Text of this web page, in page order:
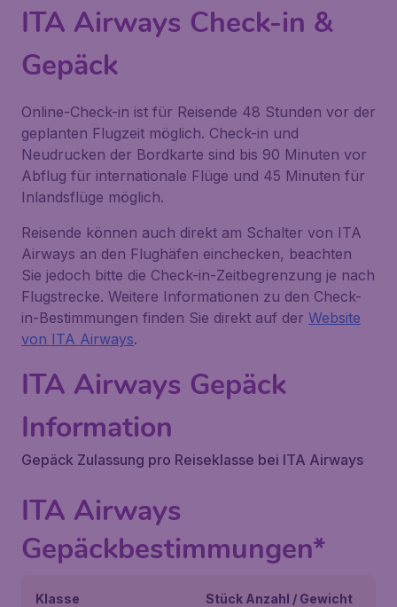
ITA Airways Check-in &
Gepäck
Online-Check-in ist für Reisende 48 Stunden vor der
geplanten Flugzeit möglich. Check-in und
Neudrucken der Bordkarte sind bis 90 Minuten vor
Abflug für internationale Flüge und 45 Minuten für
Inlandsflüge möglich.
Reisende können auch direkt am Schalter von ITA
Airways an den Flughäfen einchecken, beachten
Sie jedoch bitte die Check-in-Zeitbegrenzung je nach
Flugstrecke. Weitere Informationen zu den Check-
in-Bestimmungen finden Sie direkt auf der Website
von ITA Airways.
ITA Airways Gepäck
Information
Gepäck Zulassung pro Reiseklasse bei ITA Airways
ITA Airways
Gepäckbestimmungen*
Klasse Stück Anzahl / Gewicht